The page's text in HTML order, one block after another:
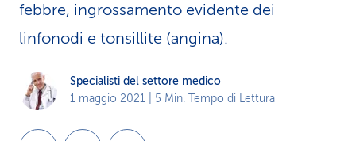
e
n
t
i
febbre, ingrossamento evidente dei
linfonodi e tonsillite (angina).
Specialisti del settore medico
1 maggio 2021 | 5 Min. Tempo di Lettura